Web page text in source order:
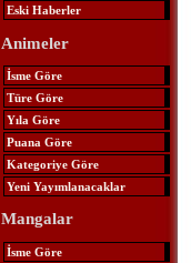
Eski Haberler
Animeler
İsme Göre
Türe Göre
Yıla Göre
Puana Göre
Kategoriye Göre
Yeni Yayımlanacaklar
Mangalar
İsme Göre